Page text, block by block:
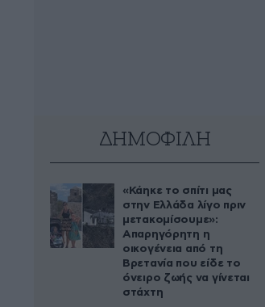
ΔΗΜΟΦΙΛΗ
«Κάηκε το σπίτι μας
στην Ελλάδα λίγο πριν
μετακομίσουμε»:
Απαρηγόρητη η
οικογένεια από τη
Βρετανία που είδε το
όνειρο ζωής να γίνεται
στάχτη